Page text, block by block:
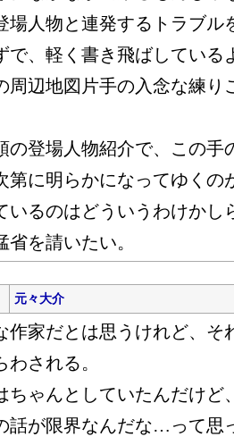
場人物と連発するトラブル
で、軽く書き飛ばしている
周辺地図片手の入念な練り
の登場人物紹介で、この手
第に明らかになってゆくの
いるのはどういうわけか
を請いたい。
元々大介
作家だとは思うけれど、そ
される。
ちゃんとしていたんだけど
話が限界なんだな…って思